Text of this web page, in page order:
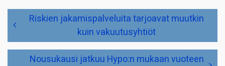
Artikkelien
selaus Riskien jakamispalveluita tarjoavat muutkin
kuin vakuutusyhtiöt
Nousukausi jatkuu Hypo:n mukaan vuoteen